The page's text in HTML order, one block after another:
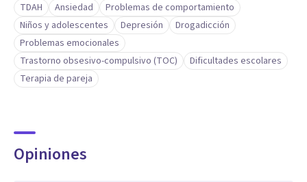
TDAH Ansiedad
Problemas de comportamiento
Niños y adolescentes
Depresión
Drogadicción
Problemas emocionales
Trastorno obsesivo-compulsivo (TOC)
Dificultades escolares
Terapia de pareja
Opiniones